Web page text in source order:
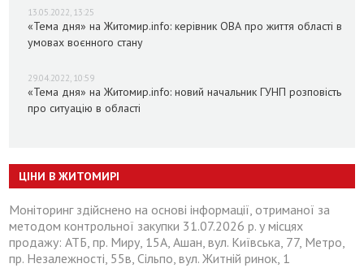
13.05.2022, 13:25
«Тема дня» на Житомир.info: керівник ОВА про життя області в
умовах воєнного стану
29.04.2022, 10:59
«Тема дня» на Житомир.info: новий начальник ГУНП розповість
про ситуацію в області
ЦІНИ В ЖИТОМИРІ
Моніторинг здійснено на основі інформації, отриманої за
методом контрольної закупки 31.07.2026 р. у місцях
продажу: АТБ, пр. Миру, 15А, Ашан, вул. Київська, 77, Метро,
пр. Незалежності, 55в, Сільпо, вул. Житній ринок, 1